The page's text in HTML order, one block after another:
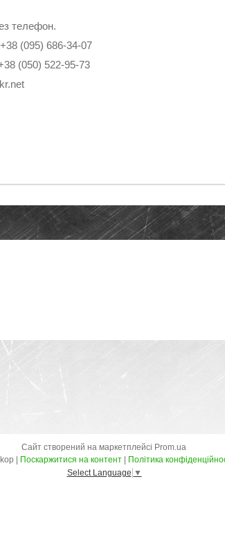
телефон.
686-34-07
(050) 522-95-73
Сайт створений на маркетплейсі Prom.ua
Поскаржитися на контент
Політика
Select Language ▼